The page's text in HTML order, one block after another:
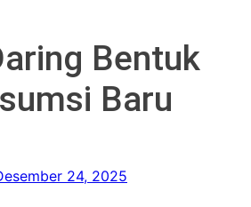
Bentuk
Baru
24, 2025